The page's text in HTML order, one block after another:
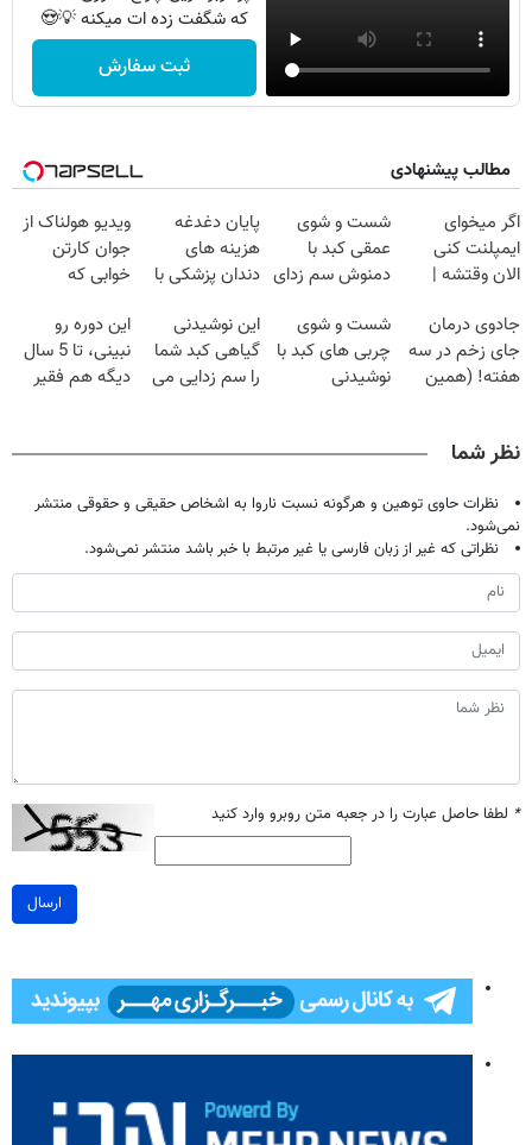
که شگفت زده ات میکنه 💡😍
ثبت سفارش
مطالب پیشنهادی
اگر میخوای
ایمپلنت کنی
الان وقتشه |
میلیون تومان!!!
شست و شوی
عمقی کبد با
دمنوش سم زدای
پایان دغدغه
هزینه های
دندان پزشکی با
خانگی
ویدیو هولناک از
جوان کارتن
خوابی که
آموزش رایگان
جادوی درمان
جای زخم در سه
هفته! (همین
شست و شوی
چربی های کبد با
نوشیدنی
این نوشیدنی
گیاهی کبد شما
را سم زدایی می
این دوره رو
نبینی، تا 5 سال
دیگه هم فقیر
نظر شما
نظرات حاوی توهین و هرگونه نسبت ناروا به اشخاص حقیقی و حقوقی منتشر
نمی‌شود.
نظراتی که غیر از زبان فارسی یا غیر مرتبط با خبر باشد منتشر نمی‌شود.
* لطفا حاصل عبارت را در جعبه متن روبرو وارد کنید
ارسال